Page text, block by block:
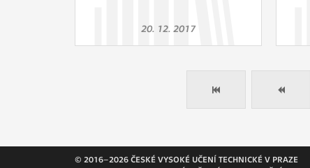
20. 12. 2017
© 2016–2026 ČESKÉ VYSOKÉ UČENÍ TECHNICKÉ V PRAZE